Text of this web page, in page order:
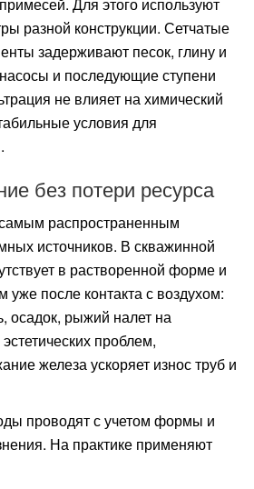
Для этого используют
разной конструкции. Сетчатые
задерживают песок, глину и
и последующие ступени
не влияет на химический
условия для
без потери ресурса
распространенным
источников. В скважинной
в растворенной форме и
уже после контакта с воздухом:
осадок, рыжий налет на
проблем,
железа ускоряет износ труб и
проводят с учетом формы и
На практике применяют